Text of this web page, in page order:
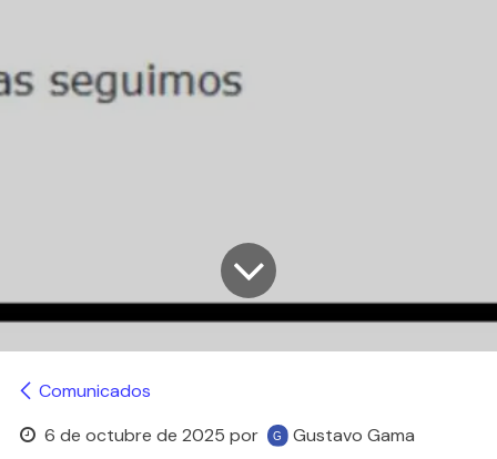
Comunicados
6 de octubre de 2025 por Gustavo Gama